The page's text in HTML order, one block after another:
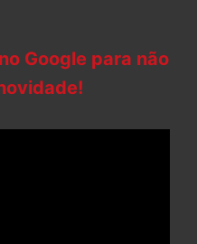
Google para não